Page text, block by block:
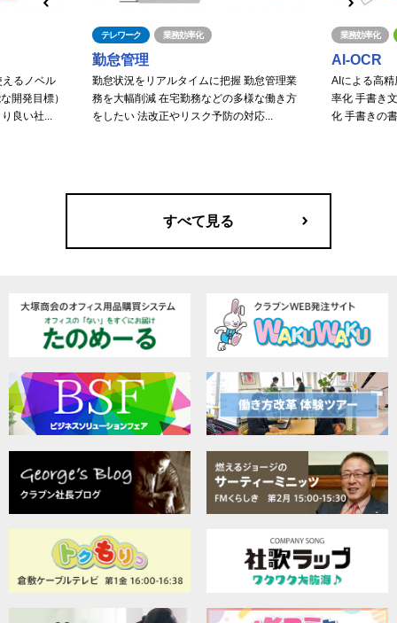
るノベル
開発目標）
良い社...
勤怠管理
テレワーク 業務効率化
勤怠状況をリアルタイムに把握 勤怠管理業
務を大幅削減 在宅勤務などの多様な働き方
をしたい 法改正やリスク予防の対応...
AI-OCR
業務効率化
AIによる高
率化 手書き
化 手書きの
すべて見る